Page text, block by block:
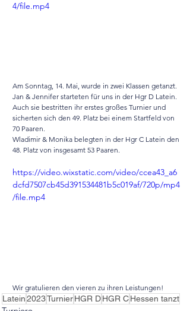
4/file.mp4
Am Sonntag, 14. Mai, wurde in zwei Klassen getanzt.
Jan & Jennifer starteten für uns in der Hgr D Latein.
Auch sie bestritten ihr erstes großes Turnier und
sicherten sich den 49. Platz bei einem Startfeld von
70 Paaren.
Wladimir & Monika belegten in der Hgr C Latein den
48. Platz von insgesamt 53 Paaren.
https://video.wixstatic.com/video/ccea43_a6
dcfd7507cb45d391534481b5c019af/720p/mp4
/file.mp4
Wir gratulieren den vieren zu ihren Leistungen!
Latein2023TurnierHGR DHGR CHessen tanzt